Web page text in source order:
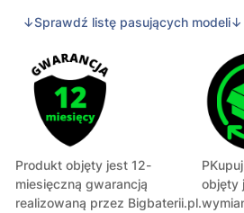
↓Sprawdź listę pasujących modeli↓
Produkt objęty jest 12-
miesięczną gwarancją
realizowaną przez Bigbaterii.pl.
objęty